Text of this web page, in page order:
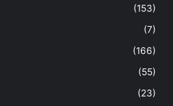
(153)
(7)
(166)
(55)
(23)